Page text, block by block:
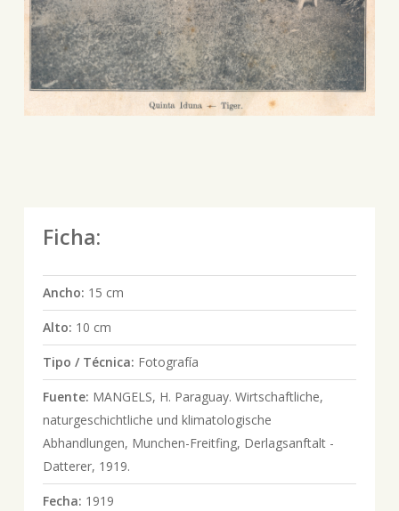
Ficha:
Ancho: 15 cm
Alto: 10 cm
Tipo / Técnica: Fotografía
Fuente: MANGELS, H. Paraguay. Wirtschaftliche,
naturgeschichtliche und klimatologische
Abhandlungen, Munchen-Freitfing, Derlagsanftalt -
Datterer, 1919.
Fecha: 1919